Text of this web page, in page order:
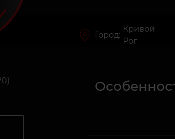
Город:
Кривой
Рог
)